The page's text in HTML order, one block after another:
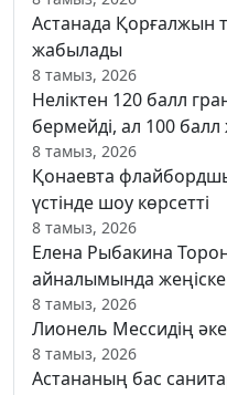
Астанада Қорғалжын
жабылады
8 тамыз, 2026
Неліктен 120 балл
бермейді, ал 100 балл
8 тамыз, 2026
Қонаевта
үстінде шоу көрсетті
8 тамыз, 2026
Елена Рыбакина
айналымында жеңіске
8 тамыз, 2026
Лионель Мессидің
8 тамыз, 2026
Астананың бас